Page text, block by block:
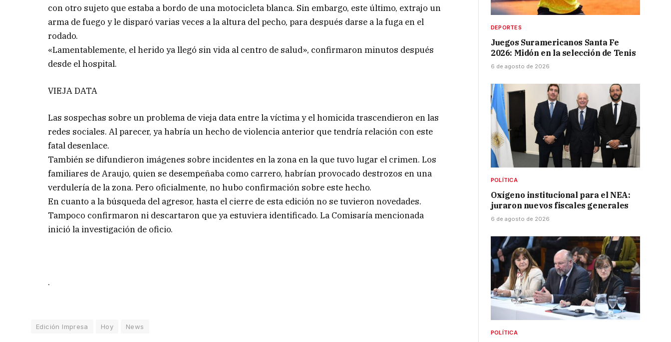
con otro sujeto que estaba a bordo de una motocicleta blanca. Sin embargo, este último, extrajo un
arma de fuego y le disparó varias veces a la altura del pecho, para después darse a la fuga en el
rodado.
«Lamentablemente, el herido ya llegó sin vida al centro de salud», confirmaron minutos después
desde el hospital.
VIEJA DATA
Las sospechas sobre un problema de vieja data entre la víctima y el homicida trascendieron en las
redes sociales. Al parecer, ya habría un hecho de violencia anterior que tendría relación con este
fatal desenlace.
También se difundieron imágenes sobre incidentes en la zona en la que tuvo lugar el crimen. Los
familiares de Araujo, quien se desempeñaba como carrero, habrían provocado destrozos en una
verdulería de la zona. Pero oficialmente, no hubo confirmación sobre este hecho.
En cuanto a la búsqueda del agresor, hasta el cierre de esta edición no se tuvieron novedades.
Tampoco confirmaron ni descartaron que ya estuviera identificado. La Comisaría mencionada
inició la investigación de oficio.
.
Edición Impresa Hoy News
DEPORTES
Juegos Suramericanos Santa Fe
2026: Midón en la selección de Tenis
6 de agosto de 2026
POLÍTICA
Oxígeno institucional para el NEA:
juraron nuevos fiscales generales
6 de agosto de 2026
POLÍTICA